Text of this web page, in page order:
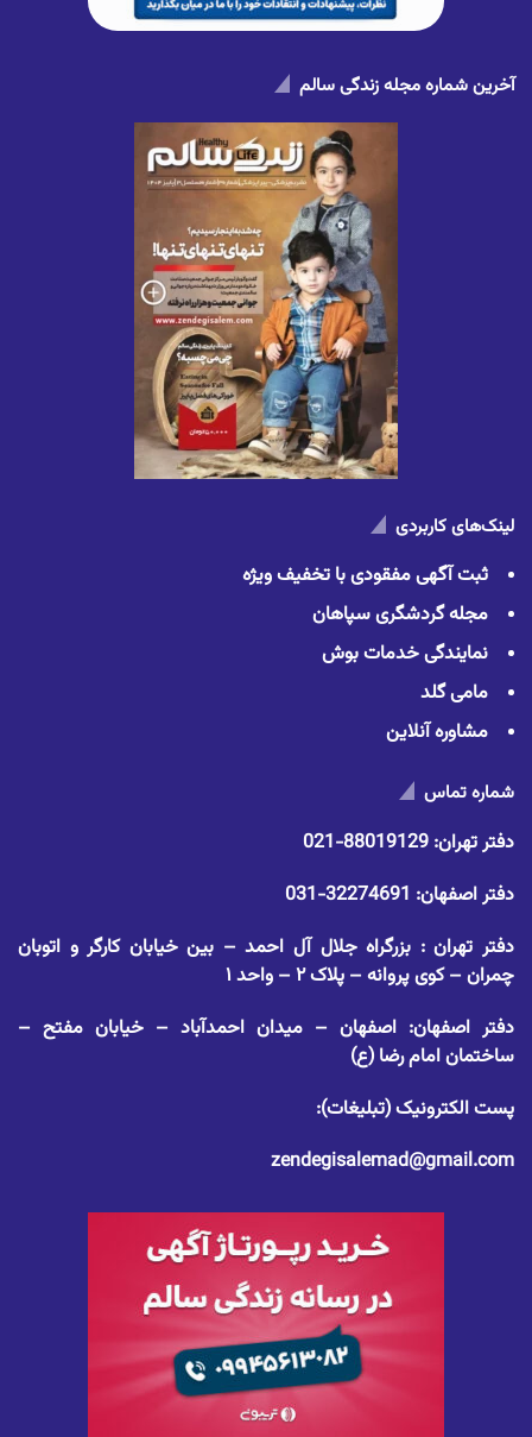
آخرین شماره مجله زندگی سالم
لینک‌های کاربردی
ثبت آگهی مفقودی با تخفیف ویژه
مجله گردشگری سپاهان
نمایندگی خدمات بوش
مامی گلد
مشاوره آنلاین
شماره تماس
دفتر تهران: 88019129-021
دفتر اصفهان: 32274691-031
دفتر تهران : بزرگراه جلال آل احمد – بین خیابان کارگر و اتوبان
چمران – کوی پروانه – پلاک ۲ – واحد ۱
دفتر اصفهان: اصفهان – میدان احمدآباد – خیابان مفتح –
ساختمان امام رضا (ع)
پست الکترونیک (تبلیغات):
zendegisalemad@gmail.com